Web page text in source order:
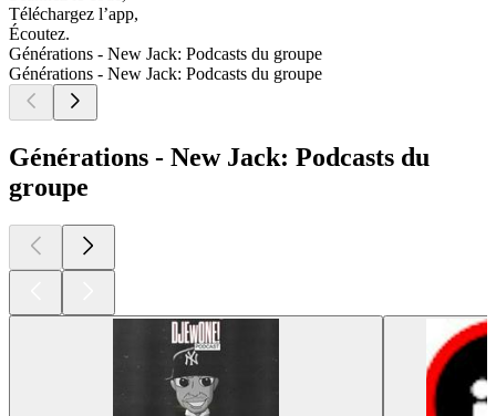
Téléchargez l’app,
Écoutez.
Générations - New Jack: Podcasts du groupe
Générations - New Jack: Podcasts du groupe
Générations - New Jack: Podcasts du
groupe